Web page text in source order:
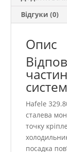
Відгуки (0)
Опис
Hafele
сталева
точку
посадка